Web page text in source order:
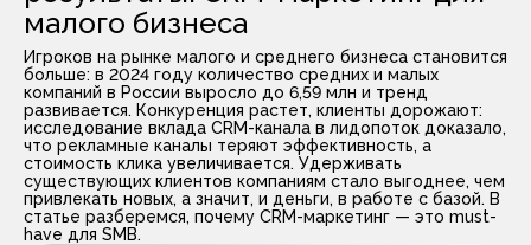
малого бизнеса
Игроков на рынке малого и среднего бизнеса становится
больше: в 2024 году количество средних и малых
компаний в России выросло до 6,59 млн и тренд
развивается. Конкуренция растет, клиенты дорожают:
исследование вклада CRM-канала в лидопоток доказало,
что рекламные каналы теряют эффективность, а
стоимость клика увеличивается. Удерживать
существующих клиентов компаниям стало выгоднее, чем
привлекать новых, а значит, и деньги, в работе с базой. В
статье разберемся, почему CRM-маркетинг — это must-
have для SMB.